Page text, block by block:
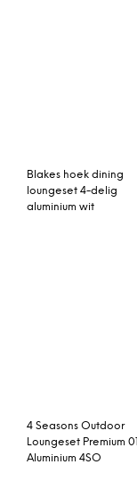
Blakes hoek dining
loungeset 4-delig
aluminium wit
4 Seasons Outdoor
Loungeset Premium 01
Aluminium 4SO